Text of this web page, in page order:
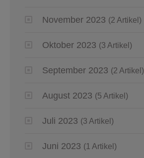
November 2023 (2 Artikel)
Oktober 2023 (3 Artikel)
September 2023 (2 Artikel)
August 2023 (5 Artikel)
Juli 2023 (3 Artikel)
Juni 2023 (1 Artikel)